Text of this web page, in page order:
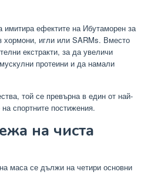
имитира ефектите на Ибутаморен за
хормони, игли или SARMs. Вместо
екстракти, за да увеличи
протеини и да намали
той се превърна в един от най-
спортните постижения.
на чиста
маса се дължи на четири основни